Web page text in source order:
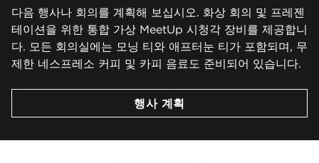
다음 행사나 회의를 계획해 보십시오. 화상 회의 및 프레젠
테이션을 위한 통합 가상 MeetUp 시청각 장비를 제공합니
다. 모든 회의실에는 모닝 티와 애프터눈 티가 포함되며, 무
제한 네스프레소 커피 및 카피 음료도 준비되어 있습니다.
행사 계획